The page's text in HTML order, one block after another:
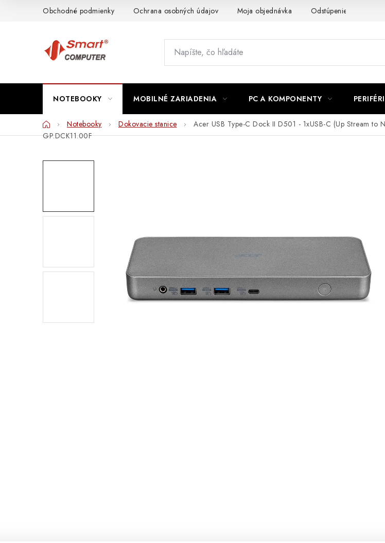
Obchodné podmienky Ochrana osobných údajov Moja objednávka Odstúpenie od zmluvy
NOTEBOOKY MOBILNÉ ZARIADENIA PC A KOMPONENTY
DomovNotebooky Dokovacie stanice
Acer USB Type-C Dock II D501 - 1xUSB-C (Up Stream to
GP.DCK11.00F